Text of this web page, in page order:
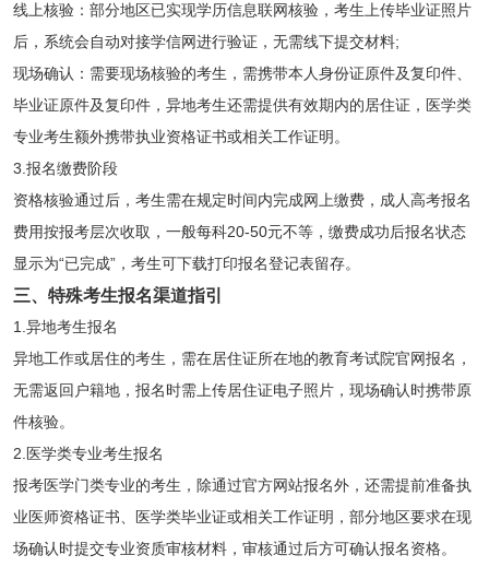
线上核验：部分地区已实现学历信息联网核验，考生上传毕业证照片
后，系统会自动对接学信网进行验证，无需线下提交材料;
现场确认：需要现场核验的考生，需携带本人身份证原件及复印件、
毕业证原件及复印件，异地考生还需提供有效期内的居住证，医学类
专业考生额外携带执业资格证书或相关工作证明。
3.报名缴费阶段
资格核验通过后，考生需在规定时间内完成网上缴费，成人高考报名
费用按报考层次收取，一般每科20-50元不等，缴费成功后报名状态
显示为“已完成”，考生可下载打印报名登记表留存。
三、特殊考生报名渠道指引
1.异地考生报名
异地工作或居住的考生，需在居住证所在地的教育考试院官网报名，
无需返回户籍地，报名时需上传居住证电子照片，现场确认时携带原
件核验。
2.医学类专业考生报名
报考医学门类专业的考生，除通过官方网站报名外，还需提前准备执
业医师资格证书、医学类毕业证或相关工作证明，部分地区要求在现
场确认时提交专业资质审核材料，审核通过后方可确认报名资格。